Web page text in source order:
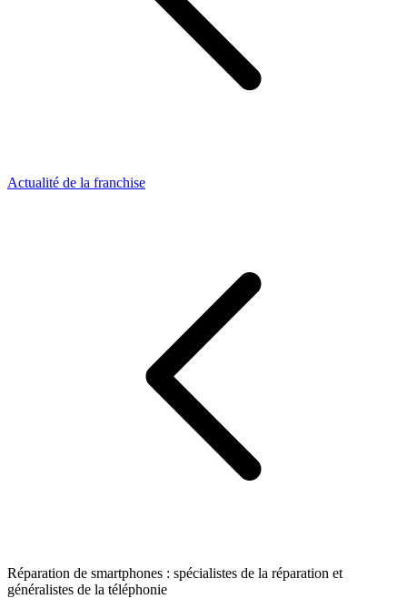
Actualité de la franchise
Réparation de smartphones : spécialistes de la réparation et
généralistes de la téléphonie